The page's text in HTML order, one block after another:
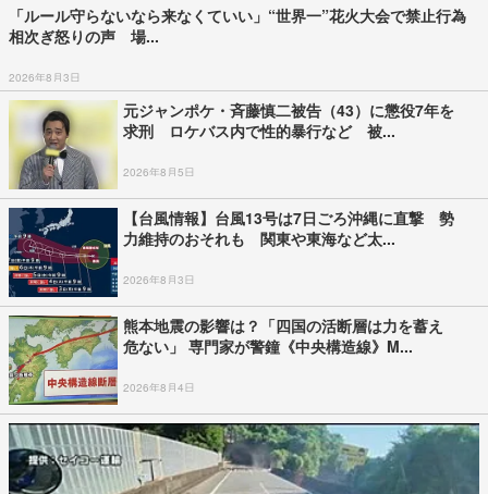
「ルール守らないなら来なくていい」“世界一”花火大会で禁止行為
相次ぎ怒りの声 場...
2026年8月3日
元ジャンポケ・斉藤慎二被告（43）に懲役7年を
求刑 ロケバス内で性的暴行など 被...
2026年8月5日
【台風情報】台風13号は7日ごろ沖縄に直撃 勢
力維持のおそれも 関東や東海など太...
2026年8月3日
熊本地震の影響は？「四国の活断層は力を蓄え
危ない」 専門家が警鐘《中央構造線》M...
2026年8月4日